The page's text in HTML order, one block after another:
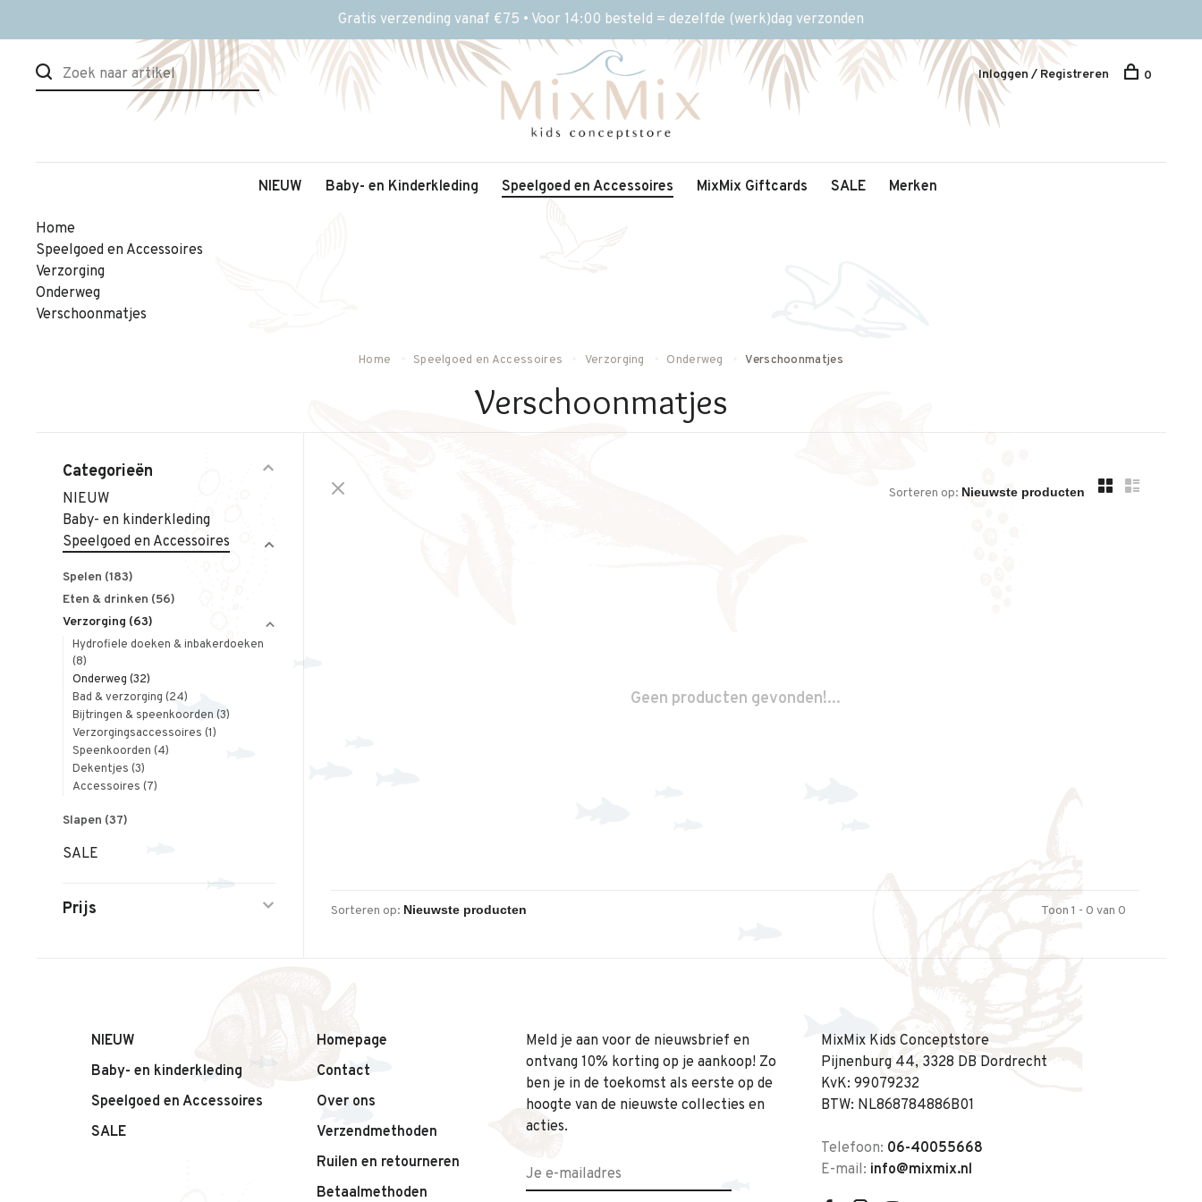
Gratis verzending vanaf €75 • Voor 14:00 besteld = dezelfde (werk)dag verzonden
NIEUW Baby- en Kinderkleding Speelgoed en Accessoires MixMix Giftcards SALE Merken
Inloggen / Registreren 0
Home
Speelgoed en Accessoires
Verzorging
Onderweg
Verschoonmatjes
Home Speelgoed en Accessoires Verzorging Onderweg Verschoonmatjes
Verschoonmatjes
Categorieën
NIEUW
Baby- en kinderkleding
Speelgoed en Accessoires
Spelen (183)
Eten & drinken (56)
Verzorging (63)
Hydrofiele doeken & inbakerdoeken
(8)
Onderweg (32)
Bad & verzorging (24)
Bijtringen & speenkoorden (3)
Verzorgingsaccessoires (1)
Speenkoorden (4)
Dekentjes (3)
Accessoires (7)
Slapen (37)
SALE
Prijs
Sorteren op:
Geen producten gevonden!...
Sorteren op: Toon 1 - 0 van 0
NIEUW
Baby- en kinderkleding
Speelgoed en Accessoires
SALE
Homepage
Contact
Over ons
Verzendmethoden
Ruilen en retourneren
Betaalmethoden
Meld je aan voor de nieuwsbrief en
ontvang 10% korting op je aankoop! Zo
ben je in de toekomst als eerste op de
hoogte van de nieuwste collecties en
acties.
MixMix Kids Conceptstore
Pijnenburg 44, 3328 DB Dordrecht
KvK: 99079232
BTW: NL868784886B01
Telefoon: 06-40055668
E-mail: info@mixmix.nl